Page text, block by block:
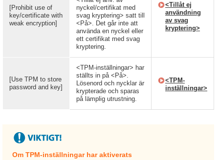
[Prohibit use of
key/certificate with
weak encryption]
nyckel/certifikat med
svag kryptering> satt till
<På>. Det går inte att
använda en nyckel eller
ett certifikat med svag
kryptering.
<Tillåt ej
användning
av svag
kryptering>
[Use TPM to store
password and key]
<TPM-inställningar> har
ställts in på <På>.
Lösenord och nycklar är
krypterade och sparas
på lämplig utrustning.
<TPM-
inställningar>
Om TPM-inställningar har aktiverats